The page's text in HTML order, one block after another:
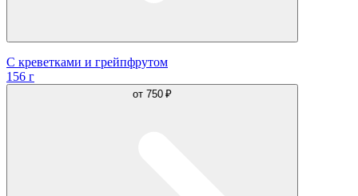
С креветками и грейпфрутом
156 г
от 750 ₽